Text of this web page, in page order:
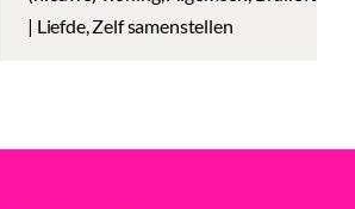
| Liefde, Zelf samenstellen